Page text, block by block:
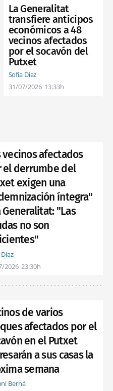
La Generalitat
transfiere anticipos
económicos a 48
vecinos afectados
por el socavón del
Putxet
Sofía Díaz
31/07/2026 13:33h
vecinos afectados
el derrumbe del
exigen una
íntegra"
Generalitat: "Las
no son
2026 23:30h
de varios
afectados por el
en el Putxet
a sus casas la
semana
Berná